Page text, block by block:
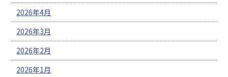
2026年4月
2026年3月
2026年2月
2026年1月